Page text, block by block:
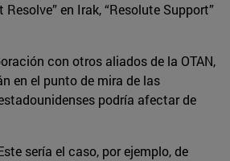
en Irak, “Resolute Support”
con otros aliados de la OTAN,
en el punto de mira de las
podría afectar de
sería el caso, por ejemplo, de